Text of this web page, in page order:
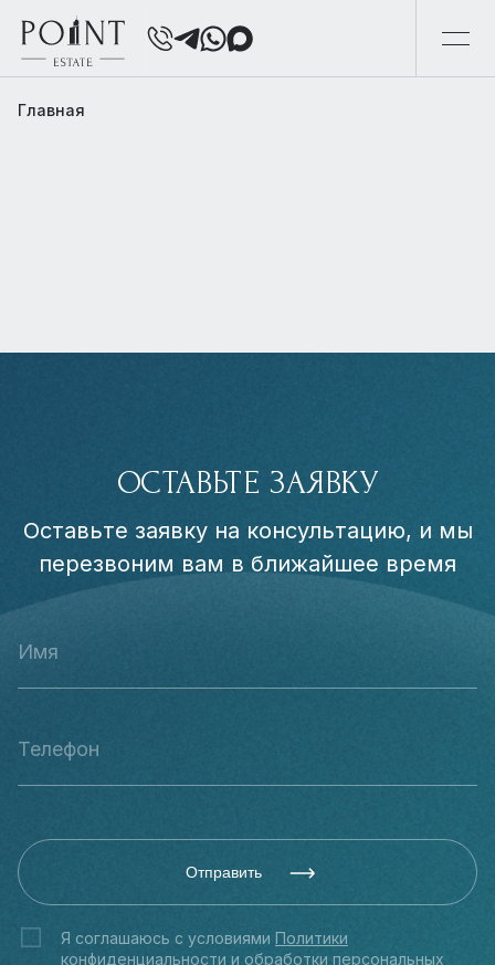
Главная
ОСТАВЬТЕ ЗАЯВКУ
Оставьте заявку на консультацию, и мы
перезвоним вам в ближайшее время
Отправить
Я соглашаюсь с условиями Политики
конфиденциальности и обработки персональных